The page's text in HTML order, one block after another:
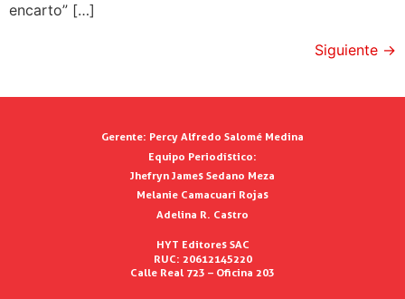
encarto” […]
Siguiente →
Gerente: Percy Alfredo Salomé Medina
Equipo Periodístico:
Jhefryn James Sedano Meza
Melanie Camacuari Rojas
Adelina R. Castro
HYT Editores SAC
RUC: 20612145220
Calle Real 723 – Oficina 203